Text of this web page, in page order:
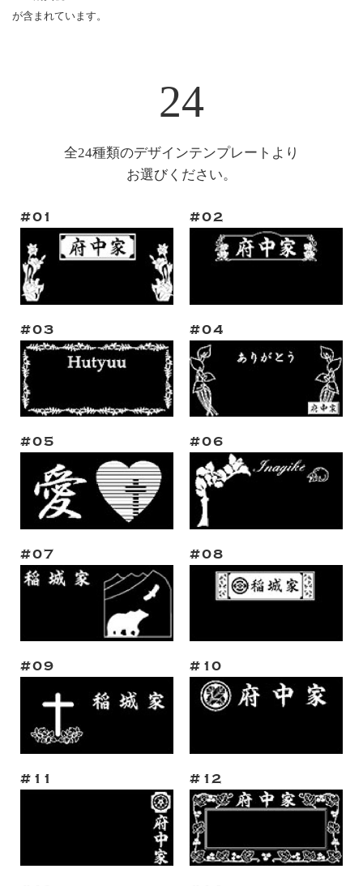
が含まれています。
24
全24種類のデザインテンプレートより
お選びください。
#01 #02
#03 #04
#05 #06
#07 #08
#09 #10
#11 #12